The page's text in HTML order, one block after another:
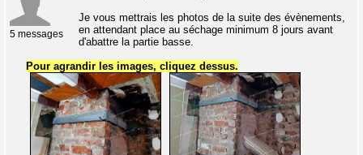
5 messages
Je vous mettrais les photos de la suite des évènements,
en attendant place au séchage minimum 8 jours avant
d'abattre la partie basse.
Pour agrandir les images, cliquez dessus.